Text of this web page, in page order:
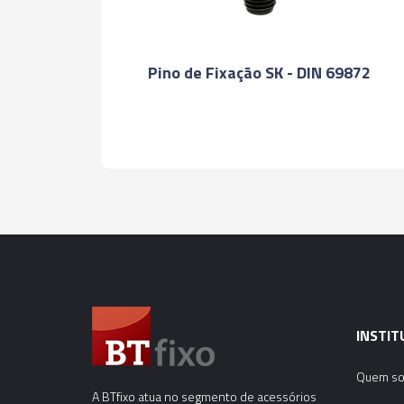
Pino de Fixação SK - DIN 69872
A BTfixo atua no segmento de acessórios
Quem